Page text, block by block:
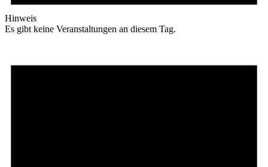
Hinweis
Es gibt keine Veranstaltungen an diesem Tag.